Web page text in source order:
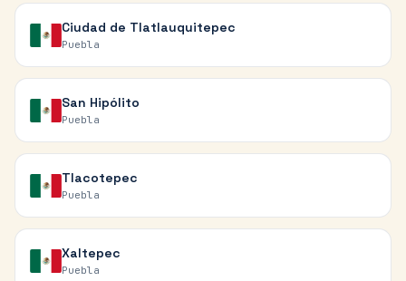
Ciudad de Tlatlauquitepec
Puebla
San Hipólito
Puebla
Tlacotepec
Puebla
Xaltepec
Puebla